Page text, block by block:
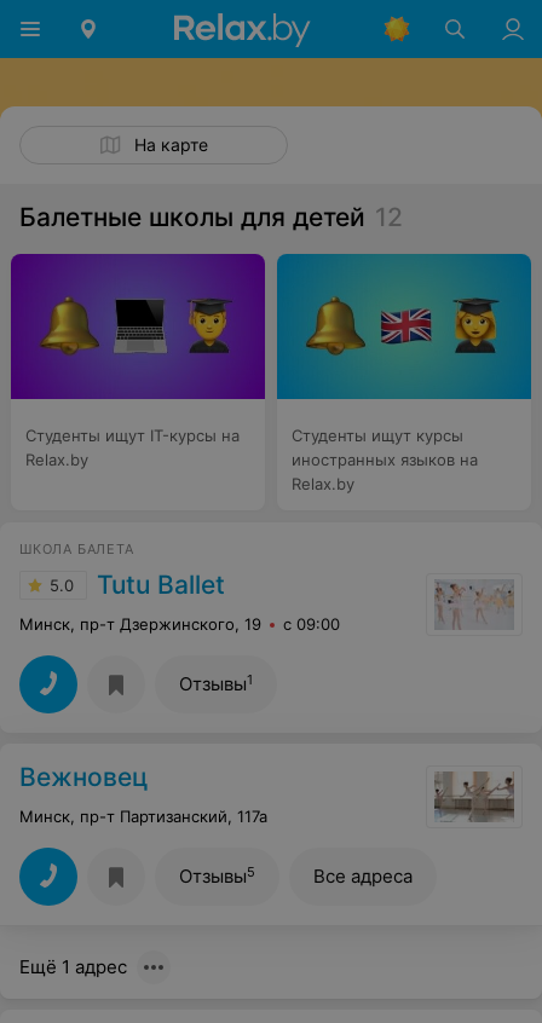
На карте
Балетные школы для детей 12
Студенты ищут IT-курсы на
Relax.by
Студенты ищут курсы
иностранных языков на
Relax.by
ШКОЛА БАЛЕТА
5.0 Tutu Ballet
Минск, пр-т Дзержинского, 19 с 09:00
Отзывы1
Вежновец
Минск, пр-т Партизанский, 117а
Отзывы5 Все адреса
Ещё 1 адрес